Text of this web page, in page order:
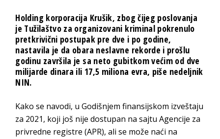
Holding korporacija Krušik, zbog čijeg poslovanja
je Tužilaštvo za organizovani kriminal pokrenulo
pretkrivični postupak pre dve i po godine,
nastavila je da obara neslavne rekorde i prošlu
godinu završila je sa neto gubitkom većim od dve
milijarde dinara ili 17,5 miliona evra, piše nedeljnik
NIN.
Kako se navodi, u Godišnjem finansijskom iz­veštaju
za 2021, koji još nije dostupan na sajtu Agencije za
privredne registre (APR), ali se može naći na